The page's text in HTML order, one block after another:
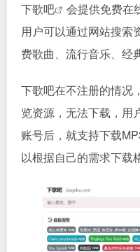
下歌吧
会提供免费在
用户可以通过网站搜索
费歌曲、流行音乐、经
下歌吧在不注册的情况
览资源，无法下载，用
账号后，就支持下载
以根据自己的需求下载